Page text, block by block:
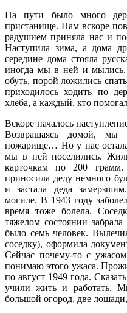
На пути было много
пристанище. Нам вскоре
радушием приняла нас и
Наступила зима, а дома
середине дома стояла
иногда мы в ней и
обуть, порой ложились
приходилось ходить по
хлеба, а каждый, кто
Вскоре началось
Возвращаясь домой, мы
пожарище… Но у нас
мы в ней поселились.
карточкам по 200
приносила деду немного
и застала деда
могиле. В 1943 году
время тоже болела.
тяжелом состоянии
было семь человек.
соседку), оформила
Сейчас почему-то с
понимаю этого ужаса.
по август 1949 года.
учили жить и работать.
большой огород, две